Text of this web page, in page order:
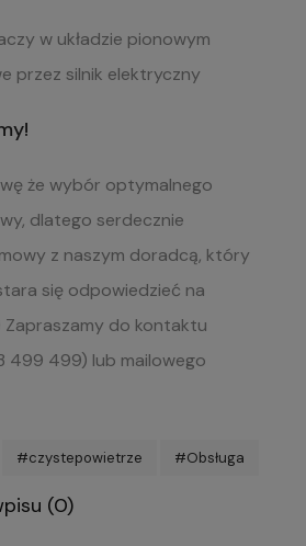
w układzie pionowym
przez silnik elektryczny
że wybór optymalnego
dlatego serdecznie
z naszym doradcą, który
się odpowiedzieć na
do kontaktu
499 499) lub mailowego
#czystepowietrze #Obsługa
(0)